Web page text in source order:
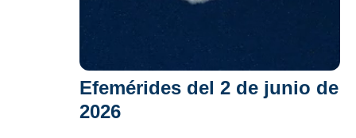
Efemérides del 2 de junio de
2026